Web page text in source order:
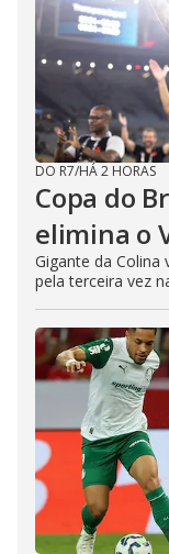
DO R7/HÁ 2 HORAS
Copa do
elimina o
Gigante da Colina
pela terceira vez